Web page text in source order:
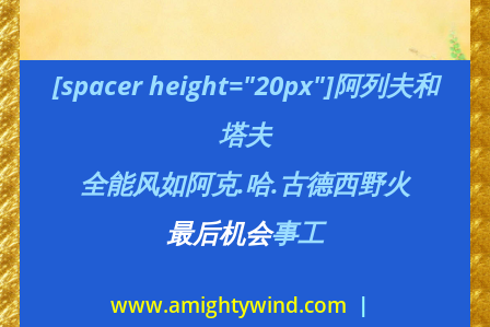
[spacer height="20px"]阿列夫和
塔夫
全能风如阿克.哈.古德西野火
最后机会事工
www.amightywind.com |